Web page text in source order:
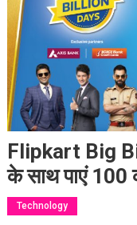
Flipkart Big
के साथ पाएं 100
Technology